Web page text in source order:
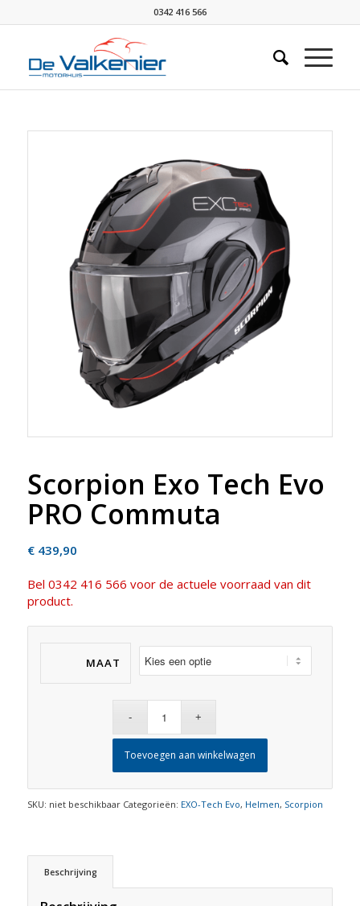
0342 416 566
Scorpion Exo Tech Evo
PRO Commuta
€439,90
Bel 0342 416 566 voor de actuele voorraad van dit
product.
MAAT
Toevoegen aan winkelwagen
SKU: niet beschikbaar Categorieën: EXO-Tech Evo, Helmen, Scorpion
Beschrijving